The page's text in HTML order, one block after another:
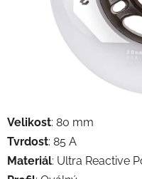
Velikost: 80 mm
Tvrdost: 85 A
Materiál: Ultra Reactive